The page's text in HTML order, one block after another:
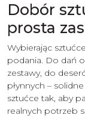
Dobór
prosta
Wybierając
podania. Do dań
zestawy, do
płynnych –
sztućce tak, aby
realnych potrzeb